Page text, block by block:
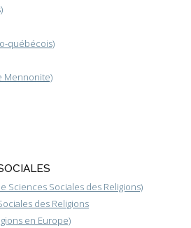
québécois)
Mennonite)
Sciences Sociales des Religions)
des Religions
en Europe)